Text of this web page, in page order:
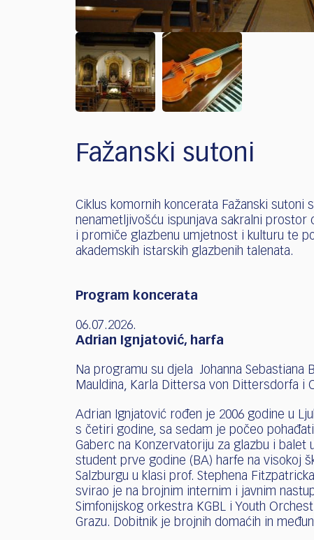
Fažanski sutoni
Ciklus komornih koncerata Fažanski sutoni
nenametljivošću ispunjava sakralni prostor
i promiče glazbenu umjetnost i kulturu te
akademskih istarskih glazbenih talenata.
Program koncerata
06.07.2026.
Adrian Ignjatović, harfa
Na programu su djela Johanna Sebastiana
Mauldina, Karla Dittersa von Dittersdorfa i
Adrian Ignjatović rođen je 2006 godine u
s četiri godine, sa sedam je počeo
Gaberc na Konzervatoriju za glazbu i balet
student prve godine (BA) harfe na visokoj
Salzburgu u klasi prof. Stephena
svirao je na brojnim internim i javnim
Simfonijskog orkestra KGBL i Youth
Grazu. Dobitnik je brojnih domaćih in